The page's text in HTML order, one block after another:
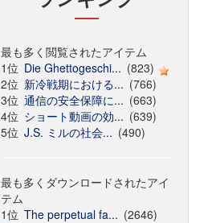
最も多く閲覧されたアイテム
1位 Die Ghettogeschi... (823)
2位 新冷戦期における... (766)
3位 通信の安全保障に... (663)
4位 ショート動画の効... (639)
5位 J.S. ミルの社会... (490)
最も多くダウンロードされたアイ
テム
1位 The perpetual fa... (2646)